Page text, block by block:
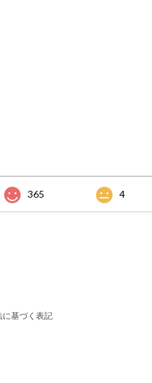
365 4
に基づく表記